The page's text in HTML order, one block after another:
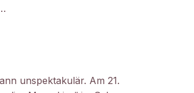
unspektakulär. Am 21.